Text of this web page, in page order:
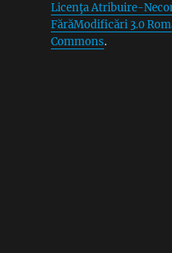
Licenţa Atribuire-
FărăModificări 3.0
Commons.